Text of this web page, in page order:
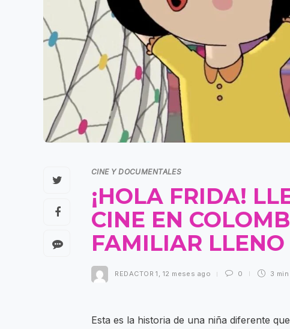
CINE Y DOCUMENTALES
¡HOLA FRIDA!
CINE EN
FAMILIAR LLENO
REDACTOR 1 , 12 meses ago 0 3 min
Esta es la historia de una niña diferente